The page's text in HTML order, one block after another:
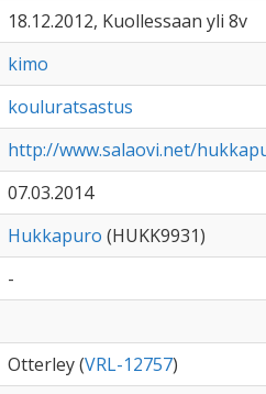
18.12.2012, Kuollessaan yli 8v
kimo
kouluratsastus
http://www.salaovi.net/
07.03.2014
Hukkapuro (HUKK9931)
-
Otterley (VRL-12757)